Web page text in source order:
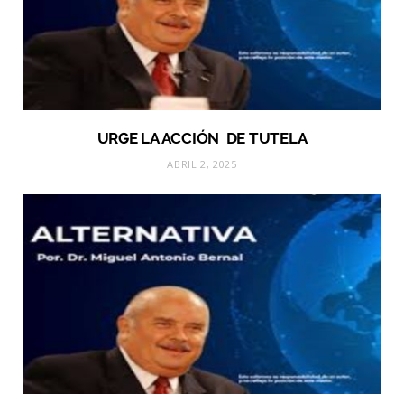
URGE LA ACCIÓN DE TUTELA
ABRIL 2, 2025